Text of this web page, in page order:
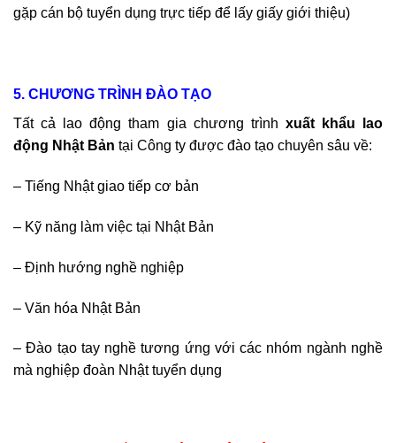
gặp cán bộ tuyển dụng trực tiếp để lấy giấy giới thiệu)
5. CHƯƠNG TRÌNH ĐÀO TẠO
Tất cả lao động tham gia chương trình xuất khẩu lao
động Nhật Bản tại Công ty được đào tạo chuyên sâu về:
– Tiếng Nhật giao tiếp cơ bản
– Kỹ năng làm việc tại Nhật Bản
– Định hướng nghề nghiệp
– Văn hóa Nhật Bản
– Đào tạo tay nghề tương ứng với các nhóm ngành nghề
mà nghiệp đoàn Nhật tuyển dụng